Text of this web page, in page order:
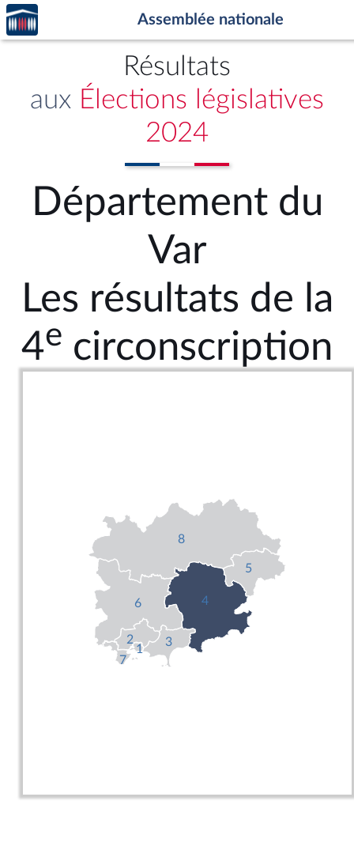
Aller au contenu
Aller en bas de la page
Accèder
à la
page
Assemblée nationale
Résultats
aux Élections législatives
2024
Département du
Var
Les résultats de la
4e circonscription
1
2 3
4
5
6
7
8